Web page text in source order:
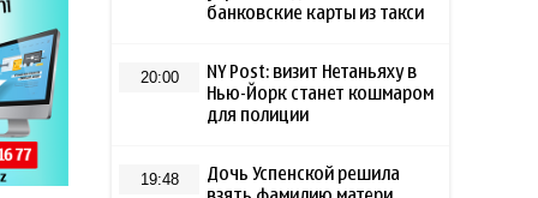
банковские карты из такси
20:00
NY Post: визит Нетаньяху в
Нью-Йорк станет кошмаром
для полиции
19:48
Дочь Успенской решила